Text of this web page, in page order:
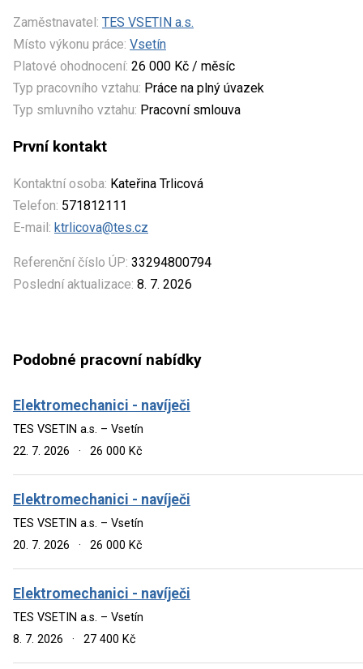
Zaměstnavatel: TES VSETIN a.s.
Místo výkonu práce: Vsetín
Platové ohodnocení: 26 000 Kč / měsíc
Typ pracovního vztahu: Práce na plný úvazek
Typ smluvního vztahu: Pracovní smlouva
První kontakt
Kontaktní osoba: Kateřina Trlicová
Telefon: 571812111
E-mail: ktrlicova@tes.cz
Referenční číslo ÚP: 33294800794
Poslední aktualizace: 8. 7. 2026
Podobné pracovní nabídky
Elektromechanici - navíječi
TES VSETIN a.s. – Vsetín
22. 7. 2026
· 26 000 Kč
Elektromechanici - navíječi
TES VSETIN a.s. – Vsetín
20. 7. 2026
· 26 000 Kč
Elektromechanici - navíječi
TES VSETIN a.s. – Vsetín
8. 7. 2026
· 27 400 Kč